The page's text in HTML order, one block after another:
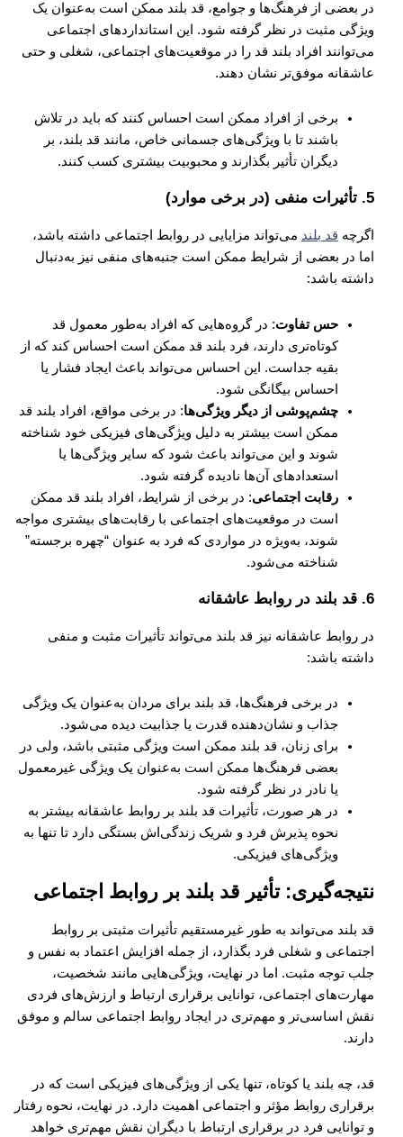
در بعضی از فرهنگ‌ها و جوامع، قد بلند ممکن است به‌عنوان یک
ویژگی مثبت در نظر گرفته شود. این استانداردهای اجتماعی
می‌توانند افراد بلند قد را در موقعیت‌های اجتماعی، شغلی و حتی
عاشقانه موفق‌تر نشان دهند.
برخی از افراد ممکن است احساس کنند که باید در تلاش
باشند تا با ویژگی‌های جسمانی خاص، مانند قد بلند، بر
دیگران تأثیر بگذارند و محبوبیت بیشتری کسب کنند.
5. تأثیرات منفی (در برخی موارد)
اگرچهقد بلندمی‌تواند مزایایی در روابط اجتماعی داشته باشد،
اما در بعضی از شرایط ممکن است جنبه‌های منفی نیز به‌دنبال
داشته باشد:
حس تفاوت: در گروه‌هایی که افراد به‌طور معمول قد
کوتاه‌تری دارند، فرد بلند قد ممکن است احساس کند که از
بقیه جداست. این احساس می‌تواند باعث ایجاد فشار یا
احساس بیگانگی شود.
چشم‌پوشی از دیگر ویژگی‌ها: در برخی مواقع، افراد بلند قد
ممکن است بیشتر به دلیل ویژگی‌های فیزیکی خود شناخته
شوند و این می‌تواند باعث شود که سایر ویژگی‌ها یا
استعدادهای آن‌ها نادیده گرفته شود.
رقابت اجتماعی: در برخی از شرایط، افراد بلند قد ممکن
است در موقعیت‌های اجتماعی با رقابت‌های بیشتری مواجه
شوند، به‌ویژه در مواردی که فرد به عنوان “چهره برجسته”
شناخته می‌شود.
6. قد بلند در روابط عاشقانه
در روابط عاشقانه نیز قد بلند می‌تواند تأثیرات مثبت و منفی
داشته باشد:
در برخی فرهنگ‌ها، قد بلند برای مردان به‌عنوان یک ویژگی
جذاب و نشان‌دهنده قدرت یا جذابیت دیده می‌شود.
برای زنان، قد بلند ممکن است ویژگی مثبتی باشد، ولی در
بعضی فرهنگ‌ها ممکن است به‌عنوان یک ویژگی غیرمعمول
یا نادر در نظر گرفته شود.
در هر صورت، تأثیرات قد بلند بر روابط عاشقانه بیشتر به
نحوه پذیرش فرد و شریک زندگی‌اش بستگی دارد تا تنها به
ویژگی‌های فیزیکی.
نتیجه‌گیری: تأثیر قد بلند بر روابط اجتماعی
قد بلند می‌تواند به طور غیرمستقیم تأثیرات مثبتی بر روابط
اجتماعی و شغلی فرد بگذارد، از جمله افزایش اعتماد به نفس و
جلب توجه مثبت. اما در نهایت، ویژگی‌هایی مانند شخصیت،
مهارت‌های اجتماعی، توانایی برقراری ارتباط و ارزش‌های فردی
نقش اساسی‌تر و مهم‌تری در ایجاد روابط اجتماعی سالم و موفق
دارند.
قد، چه بلند یا کوتاه، تنها یکی از ویژگی‌های فیزیکی است که در
برقراری روابط مؤثر و اجتماعی اهمیت دارد. در نهایت، نحوه رفتار
و توانایی فرد در برقراری ارتباط با دیگران نقش مهم‌تری خواهد